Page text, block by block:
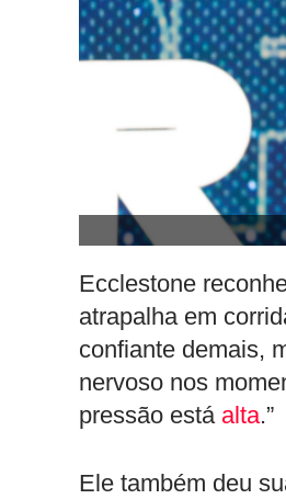
Ecclestone
atrapalha em
confiante demais,
nervoso nos
pressão está alta.”
Ele também deu